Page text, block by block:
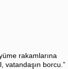
rakamlarına
vatandaşın borcu.”